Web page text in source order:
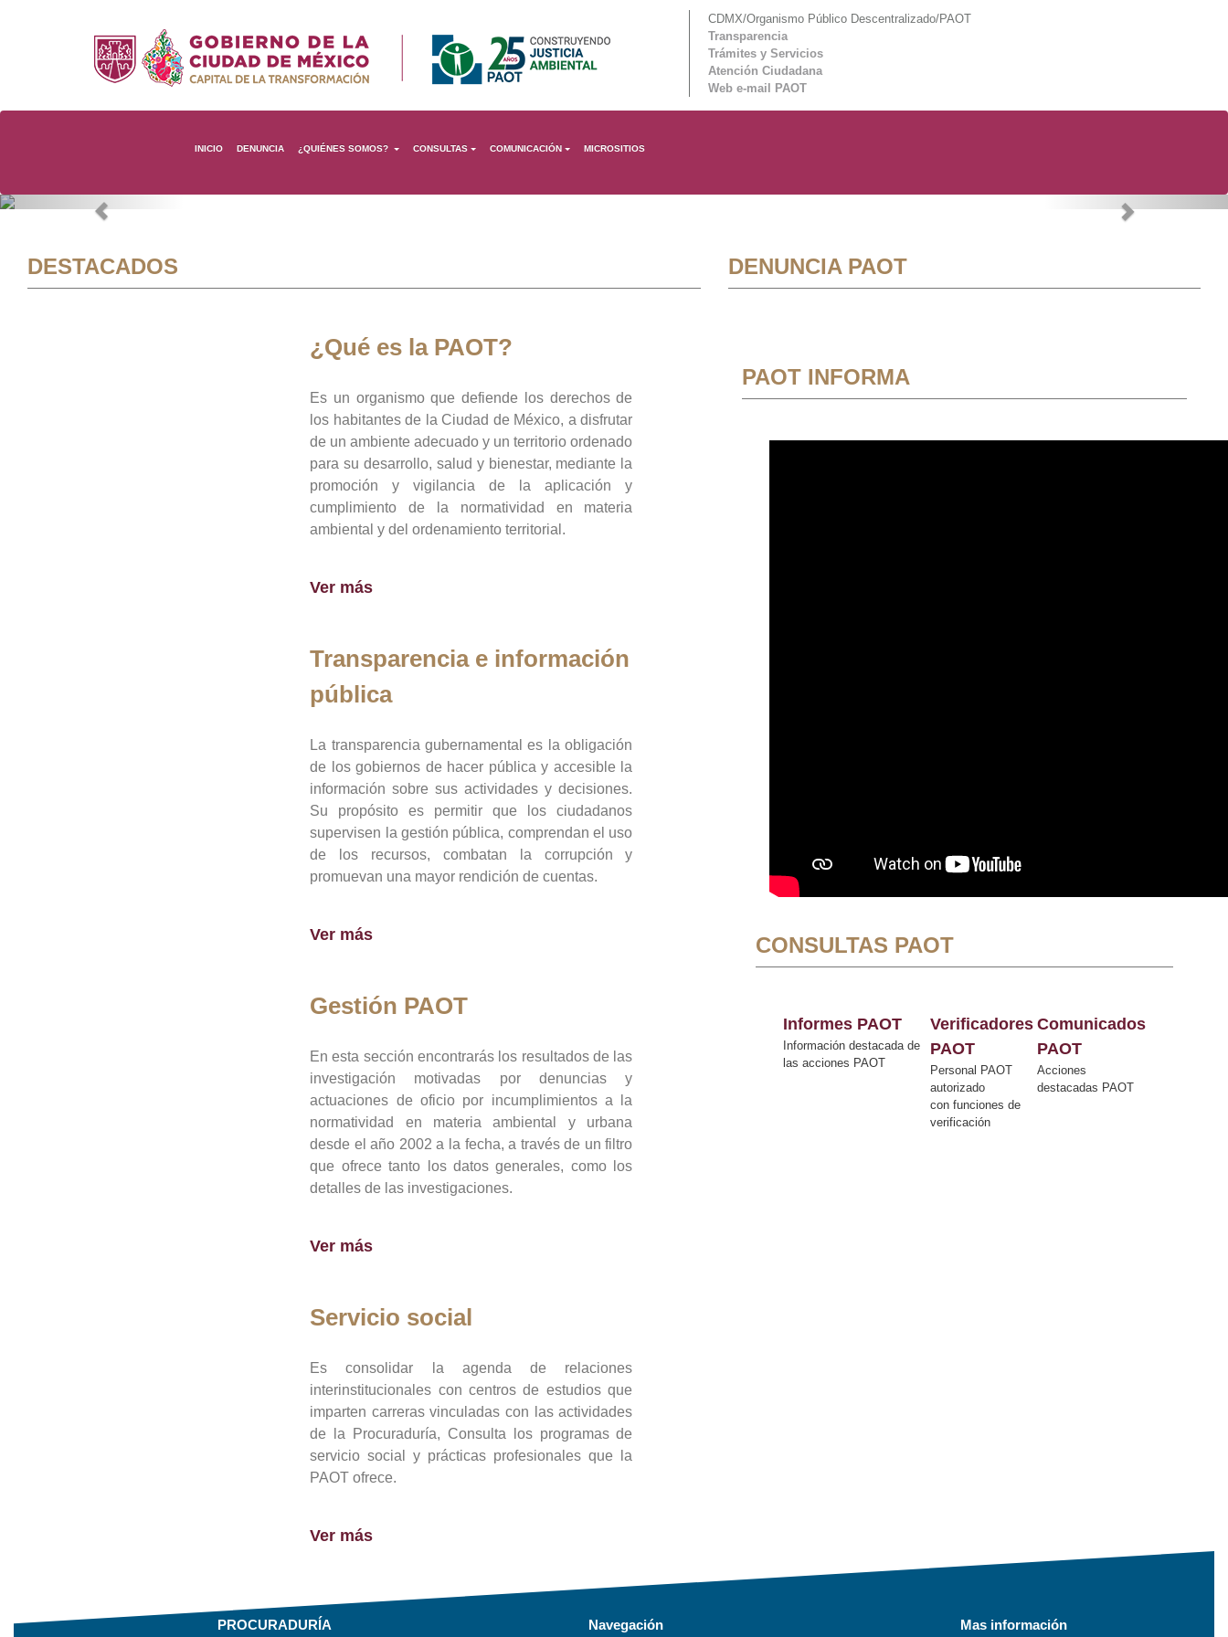
CDMX/Organismo Público Descentralizado/PAOT
Transparencia
Trámites y Servicios
Atención Ciudadana
Web e-mail PAOT
INICIO DENUNCIA ¿QUIÉNES SOMOS? CONSULTAS COMUNICACIÓN MICROSITIOS
Previous Next
DESTACADOS
¿Qué es la PAOT?
Es un organismo que defiende los derechos de
los habitantes de la Ciudad de México, a disfrutar
de un ambiente adecuado y un territorio ordenado
para su desarrollo, salud y bienestar, mediante la
promoción y vigilancia de la aplicación y
cumplimiento de la normatividad en materia
ambiental y del ordenamiento territorial.
Ver más
Transparencia e información
pública
La transparencia gubernamental es la obligación
de los gobiernos de hacer pública y accesible la
información sobre sus actividades y decisiones.
Su propósito es permitir que los ciudadanos
supervisen la gestión pública, comprendan el uso
de los recursos, combatan la corrupción y
promuevan una mayor rendición de cuentas.
Ver más
Gestión PAOT
En esta sección encontrarás los resultados de las
investigación motivadas por denuncias y
actuaciones de oficio por incumplimientos a la
normatividad en materia ambiental y urbana
desde el año 2002 a la fecha, a través de un filtro
que ofrece tanto los datos generales, como los
detalles de las investigaciones.
Ver más
Servicio social
Es consolidar la agenda de relaciones
interinstitucionales con centros de estudios que
imparten carreras vinculadas con las actividades
de la Procuraduría, Consulta los programas de
servicio social y prácticas profesionales que la
PAOT ofrece.
Ver más
DENUNCIA PAOT
PAOT INFORMA
CONSULTAS PAOT
Informes PAOT
Información destacada de
las acciones PAOT
Verificadores
PAOT
Personal PAOT
autorizado
con funciones de
verificación
Comunicados
PAOT
Acciones
destacadas PAOT
PROCURADURÍA Navegación Mas información